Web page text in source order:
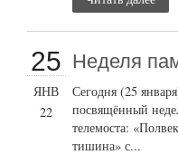
25
ЯНВ
22
Неделя
Сегодня (25
посвящённый
телемоста:
тишина» с...